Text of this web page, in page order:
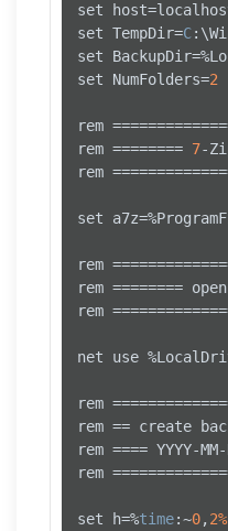
set
set TempDir=C
set
set NumFolders=2
rem
rem ======== 7-
rem
set
rem
rem ========
rem
net use
rem
rem == create
rem ==== YYYY-
rem
set h=%time:~0,2%